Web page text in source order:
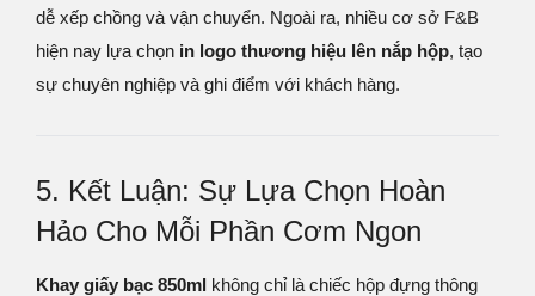
dễ xếp chồng và vận chuyển. Ngoài ra, nhiều cơ sở F&B
hiện nay lựa chọn in logo thương hiệu lên nắp hộp, tạo
sự chuyên nghiệp và ghi điểm với khách hàng.
5. Kết Luận: Sự Lựa Chọn Hoàn
Hảo Cho Mỗi Phần Cơm Ngon
Khay giấy bạc 850ml không chỉ là chiếc hộp đựng thông